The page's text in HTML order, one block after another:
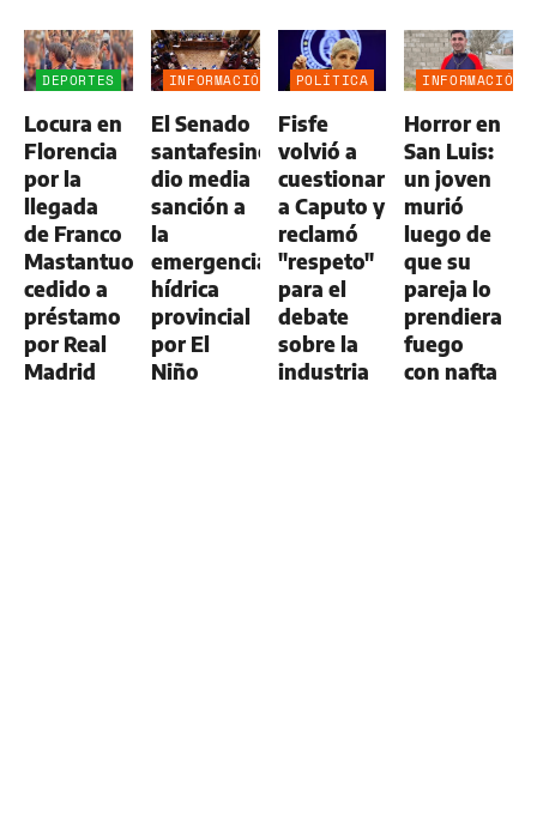
DEPORTES
Locura en
Florencia
por la
llegada
de Franco
Mastantuono,
cedido a
préstamo
por Real
Madrid
INFORMACIÓN
El Senado
santafesino
dio media
sanción a
la
emergencia
hídrica
provincial
por El
Niño
POLÍTICA
Fisfe
volvió a
cuestionar
a Caputo y
reclamó
"respeto"
para el
debate
sobre la
industria
INFORMACIÓN
Horror en
San Luis:
un joven
murió
luego de
que su
pareja lo
prendiera
fuego
con nafta